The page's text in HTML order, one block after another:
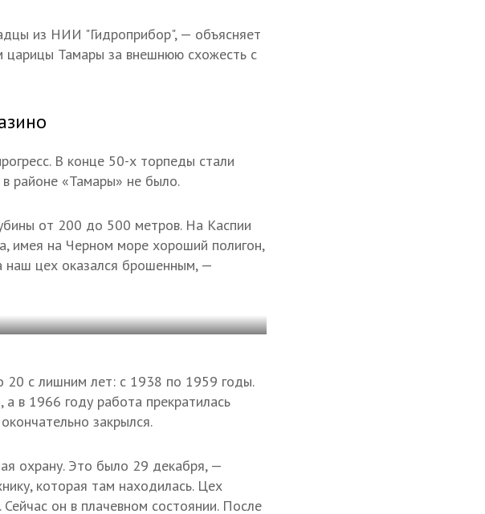
из НИИ "Гидроприбор", — объясняет
царицы Тамары за внешнюю схожесть с
В конце 50-х торпеды стали
районе «Тамары» не было.
от 200 до 500 метров. На Каспии
имея на Черном море хороший полигон,
наш цех оказался брошенным, —
20 с лишним лет: с 1938 по 1959 годы.
в 1966 году работа прекратилась
закрылся.
охрану. Это было 29 декабря, —
которая там находилась. Цех
он в плачевном состоянии. После